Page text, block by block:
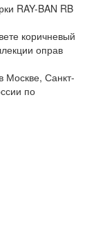
RAY-BAN RB
коричневый
оправ
Москве, Санкт-
по